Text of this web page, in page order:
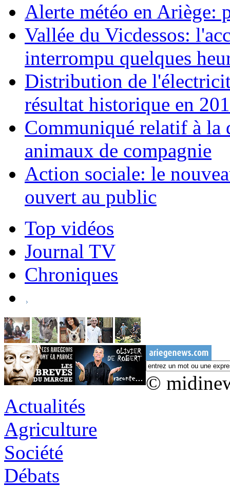
Alerte météo en Ariège:
Vallée du Vicdessos:
interrompu quelques
Distribution de
résultat historique en
Communiqué relatif à la
animaux de compagnie
Action sociale: le
ouvert au public
Top vidéos
Journal TV
Chroniques
©
Actualités
Agriculture
Société
Débats